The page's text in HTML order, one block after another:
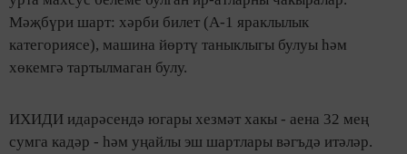
Мәҗбүри шарт: хәрби билет (А-1 яраклылык
категориясе), машина йөртү таныклыгы булуы һәм
хөкемгә тартылмаган булу.
ИХИДИ идарәсендә югары хезмәт хакы - аена 32 мең
сумга кадәр - һәм уңайлы эш шартлары вәгъдә итәләр.